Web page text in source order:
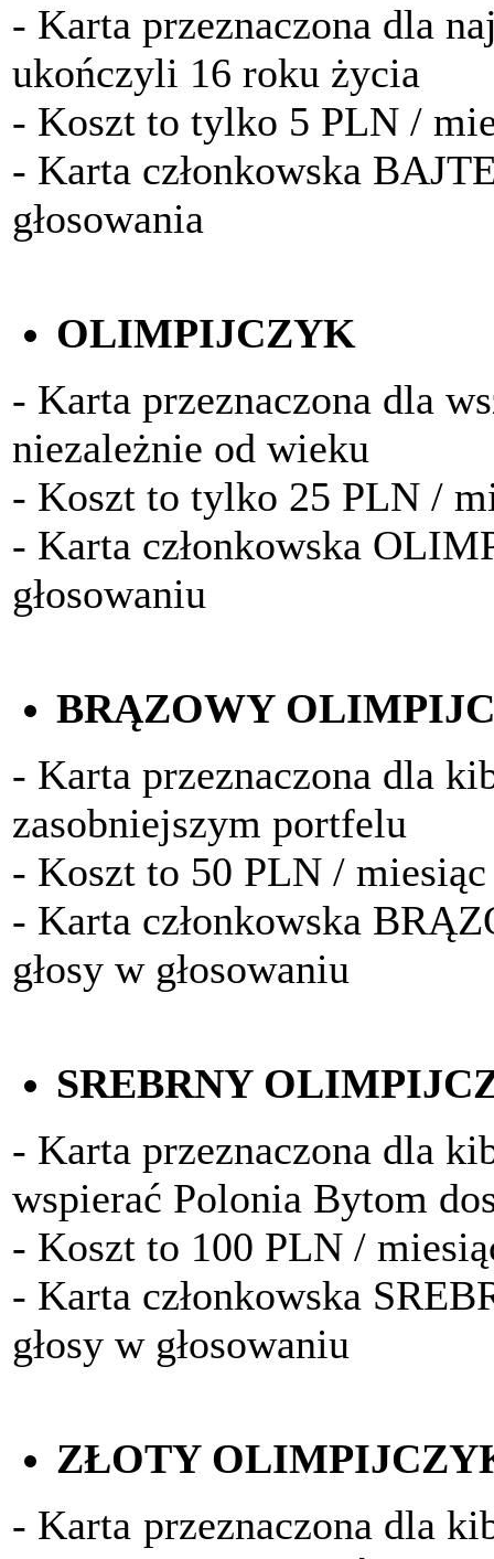
- Karta przeznaczona dla
ukończyli 16 roku życia
- Koszt to tylko 5 PLN /
- Karta członkowska
głosowania
OLIMPIJCZYK
- Karta przeznaczona dla
niezależnie od wieku
- Koszt to tylko 25 PLN /
- Karta członkowska
głosowaniu
BRĄZOWY
- Karta przeznaczona dla
zasobniejszym portfelu
- Koszt to 50 PLN / miesiąc
- Karta członkowska
głosy w głosowaniu
SREBRNY
- Karta przeznaczona dla
wspierać Polonia Bytom
- Koszt to 100 PLN /
- Karta członkowska
głosy w głosowaniu
ZŁOTY
- Karta przeznaczona dla